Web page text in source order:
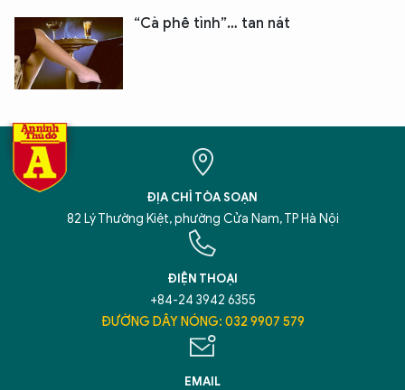
“Cà phê tình”… tan nát
ĐỊA CHỈ TÒA SOẠN
82 Lý Thường Kiệt, phường Cửa Nam, TP Hà Nội
ĐIỆN THOẠI
+84-24 3942 6355
ĐƯỜNG DÂY NÓNG: 032 9907 579
EMAIL